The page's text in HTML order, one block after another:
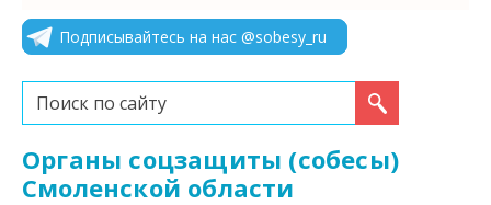
Подписывайтесь на нас @sobesy_ru
Искать...
Органы соцзащиты (собесы)
Смоленской области